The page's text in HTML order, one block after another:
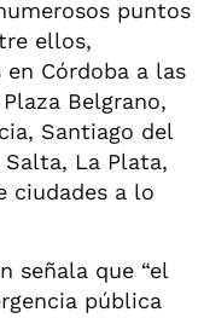
puntos
ellos,
en Córdoba a las
Belgrano,
Santiago del
La Plata,
ciudades a lo
señala que “el
pública